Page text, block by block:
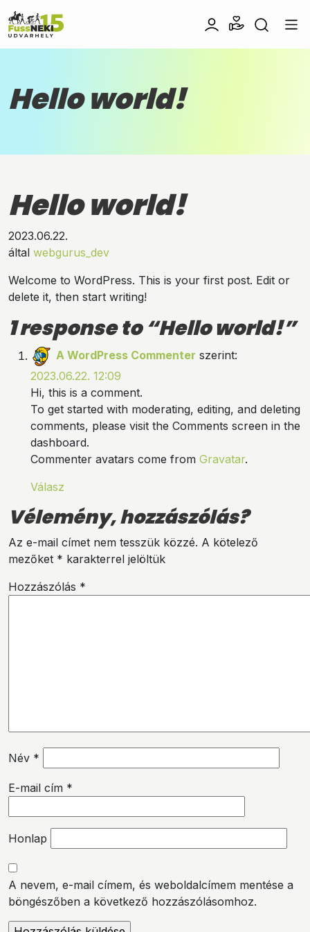
Hello world!
Hello world!
2023.06.22.
által webgurus_dev
Welcome to WordPress. This is your first post. Edit or
delete it, then start writing!
1 response to “Hello world!”
A WordPress Commenter szerint:
2023.06.22. 12:09
Hi, this is a comment.
To get started with moderating, editing, and deleting
comments, please visit the Comments screen in the
dashboard.
Commenter avatars come from Gravatar.
Válasz
Vélemény, hozzászólás?
Az e-mail címet nem tesszük közzé. A kötelező
mezőket * karakterrel jelöltük
Hozzászólás *
Név *
E-mail cím *
Honlap
A nevem, e-mail címem, és weboldalcímem mentése a
böngészőben a következő hozzászólásomhoz.